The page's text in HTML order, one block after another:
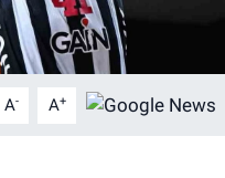
A- A+